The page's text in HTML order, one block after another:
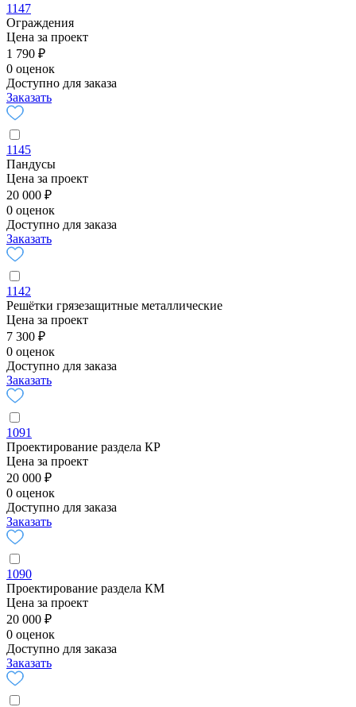
1147
Ограждения
Цена за проект
1 790 ₽
0 оценок
Доступно для заказа
Заказать
1145
Пандусы
Цена за проект
20 000 ₽
0 оценок
Доступно для заказа
Заказать
1142
Решётки грязезащитные металлические
Цена за проект
7 300 ₽
0 оценок
Доступно для заказа
Заказать
1091
Проектирование раздела КР
Цена за проект
20 000 ₽
0 оценок
Доступно для заказа
Заказать
1090
Проектирование раздела КМ
Цена за проект
20 000 ₽
0 оценок
Доступно для заказа
Заказать